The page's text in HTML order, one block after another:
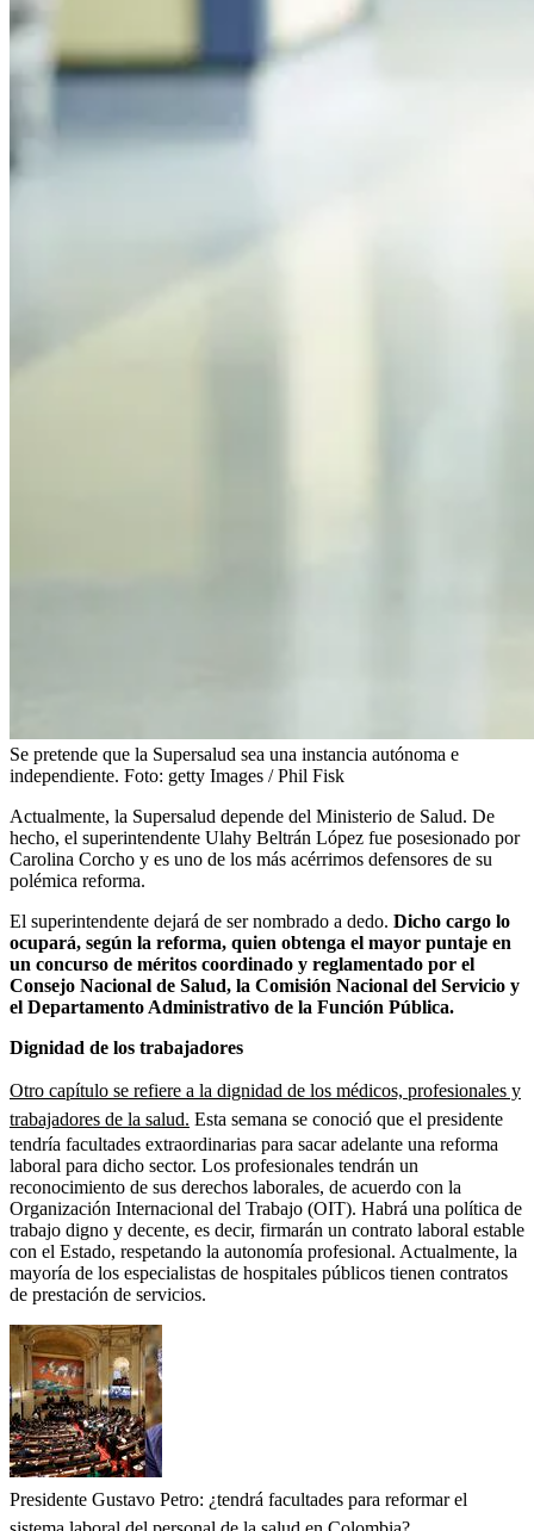
Se pretende que la Supersalud sea una instancia autónoma e
independiente. Foto: getty Images / Phil Fisk
Actualmente, la Supersalud depende del Ministerio de Salud. De
hecho, el superintendente Ulahy Beltrán López fue posesionado por
Carolina Corcho y es uno de los más acérrimos defensores de su
polémica reforma.
El superintendente dejará de ser nombrado a dedo. Dicho cargo lo
ocupará, según la reforma, quien obtenga el mayor puntaje en
un concurso de méritos coordinado y reglamentado por el
Consejo Nacional de Salud, la Comisión Nacional del Servicio y
el Departamento Administrativo de la Función Pública.
Dignidad de los trabajadores
Otro capítulo se refiere a la dignidad de los médicos, profesionales y
trabajadores de la salud. Esta semana se conoció que el presidente
tendría facultades extraordinarias para sacar adelante una reforma
laboral para dicho sector. Los profesionales tendrán un
reconocimiento de sus derechos laborales, de acuerdo con la
Organización Internacional del Trabajo (OIT). Habrá una política de
trabajo digno y decente, es decir, firmarán un contrato laboral estable
con el Estado, respetando la autonomía profesional. Actualmente, la
mayoría de los especialistas de hospitales públicos tienen contratos
de prestación de servicios.
Presidente Gustavo Petro: ¿tendrá facultades para reformar el